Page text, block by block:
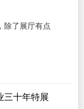
除了展厅有点
三十年特展